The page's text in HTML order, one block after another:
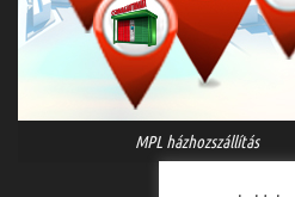
MPL házhozszállítás